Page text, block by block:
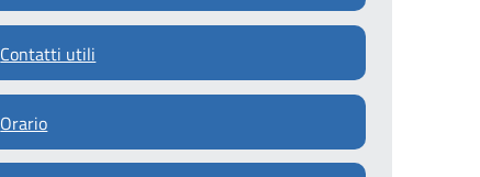
Contatti utili
Orario